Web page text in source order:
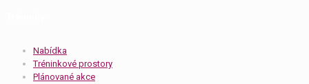
Nabídka
Tréninkové prostory
Plánované akce